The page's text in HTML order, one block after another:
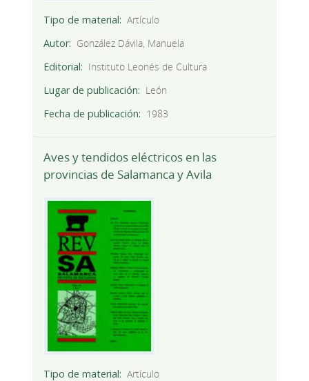
Tipo de material
Artículo
Autor
González Dávila, Manuela
Editorial
Instituto Leonés de Cultura
Lugar de publicación
León
Fecha de publicación
1983
Aves y tendidos eléctricos en las
provincias de Salamanca y Avila
Tipo de material
Artículo